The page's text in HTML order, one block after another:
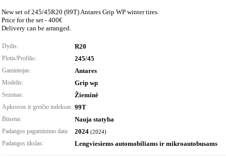
New set of 245/45R20 (99T) Antares Grip WP winter tires.
Price for the set - 400€
Delivery can be arranged.
Dydis: R20
Plotis/Profilis: 245/45
Gamintojas: Antares
Modelis: Grip wp
Sezonas: Žieminė
Apkrovos ir greičio indeksas: 99T
Būsena: Nauja statyba
Padangos pagaminimo data: 2024 (2024)
Padangos tikslas: Lengviesiems automobiliams ir mikroautobusams